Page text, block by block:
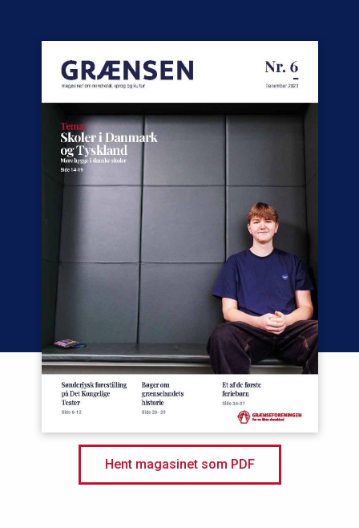
Hent magasinet som PDF